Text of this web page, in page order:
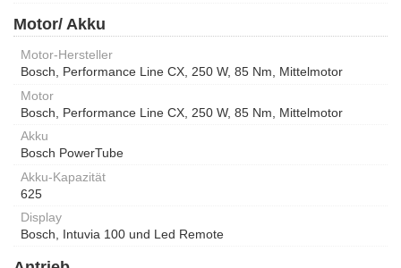
Motor/ Akku
Motor-Hersteller
Bosch, Performance Line CX, 250 W, 85 Nm, Mittelmotor
Motor
Bosch, Performance Line CX, 250 W, 85 Nm, Mittelmotor
Akku
Bosch PowerTube
Akku-Kapazität
625
Display
Bosch, Intuvia 100 und Led Remote